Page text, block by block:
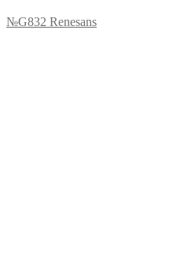
№G832 Renesans